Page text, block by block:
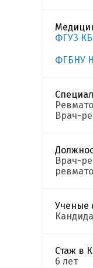
ФГУЗ
ФГБНУ
Врач-
Врач-
Ученые
Стаж в
6 лет